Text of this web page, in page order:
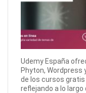
Udemy España
Phyton,
de los cursos
reflejando a lo largo